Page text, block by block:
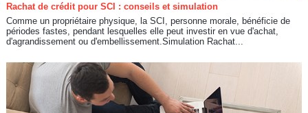
Rachat de crédit pour SCI : conseils et simulation
Comme un propriétaire physique, la SCI, personne morale, bénéficie de
périodes fastes, pendant lesquelles elle peut investir en vue d'achat,
d'agrandissement ou d'embellissement.Simulation Rachat...